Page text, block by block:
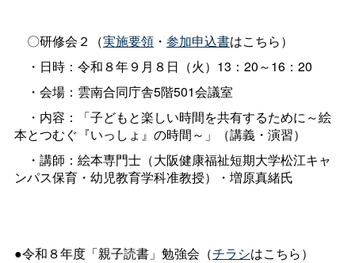
〇研修会２（実施要領・ 参加申込書はこちら）
・日時：令和８年９月８日（火）13：20～16：20
・会場：雲南合同庁舎5階501会議室
・内容：「子どもと楽しい時間を共有するために～絵
本とつむぐ『いっしょ』の時間～」（講義・演習）
・講師：絵本専門士（大阪健康福祉短期大学松江キャ
ンパス保育・幼児教育学科准教授）・増原真緒氏
●令和８年度「親子読書」勉強会（チラシはこちら）